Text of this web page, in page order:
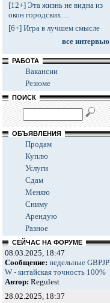
[12+] Эта жизнь не видна из
окон городских…
[6+] Игра в лучшем смысле
все интервью
РАБОТА
Вакансии
Резюме
ПОИСК
ОБЪЯВЛЕНИЯ
Продам
Куплю
Услуги
Сдам
Меняю
Сниму
Арендую
Разное
СЕЙЧАС НА ФОРУМЕ
08.03.2025, 18:47
Сообщение: недельные
W - китайская точность 100%
Автор: Regulest
28.02.2025, 18:37